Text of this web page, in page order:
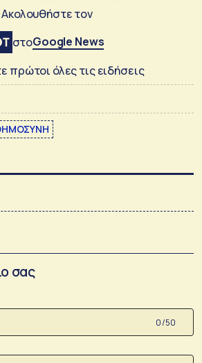
Ακολουθήστε τον
στοGoogle News
πρώτοι όλες τις ειδήσεις
σας
0 /50